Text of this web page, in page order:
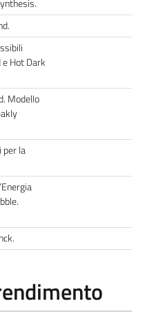
Hot Dark
Modello
la